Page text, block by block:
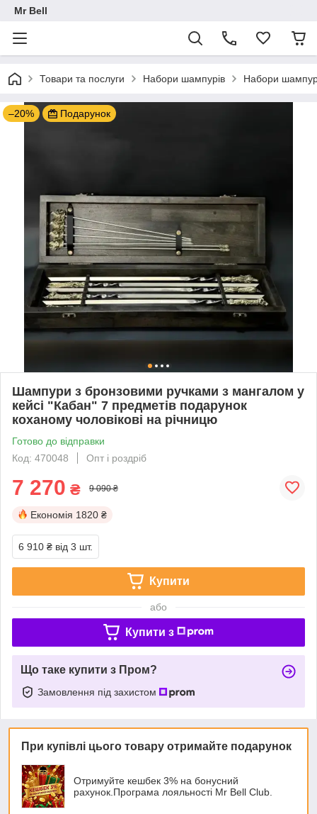
Mr Bell
Товари та послуги Набори шампурів Набори
–20% Подарунок
Шампури з бронзовими ручками з мангалом у
кейсі "Кабан" 7 предметів подарунок
коханому чоловікові на річницю
Готово до відправки
Код: 470048
Опт і роздріб
7 270 ₴ 9 090 ₴
Економія 1820 ₴
6 910 ₴ від 3 шт.
Купити
або
Купити з
Що таке купити з Пром?
Замовлення під захистом
При купівлі цього товару отримайте подарунок
Отримуйте кешбек 3% на бонусний
рахунок.Програма лояльності Mr Bell Club.